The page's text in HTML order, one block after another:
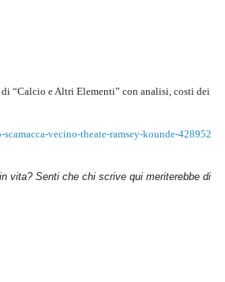
“Calcio e Altri Elementi” con analisi, costi dei
vecino-theate-ramsey-kounde-428952
vita? Senti che chi scrive qui meriterebbe di